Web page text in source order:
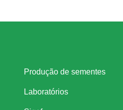
Produção de sementes
Laboratórios